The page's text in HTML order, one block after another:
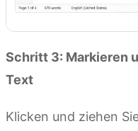
Schritt 3: Markieren
Text
Klicken und ziehen